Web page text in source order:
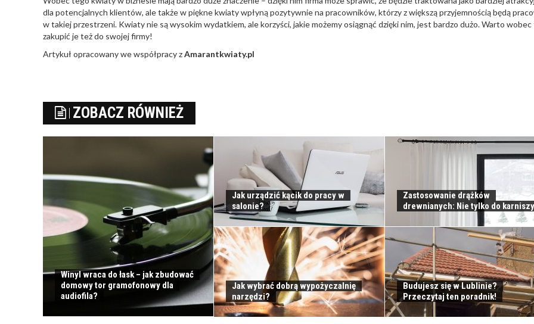
dla potencjalnych klientów, ale także w piękne kwiaty wpłyną pozytywnie na pracowników, którzy z większą przyjemnością będą
w takiej przestrzeni. Kwiaty nie są wysokim wydatkiem, ale korzyści, jakie możemy osiągnąć dzięki nim, jest bardzo dużo. Warto
zakupić je też do swojej firmy!
Artykuł opracowany we współpracy zAmarantkwiaty.pl
ZOBACZ RÓWNIEŻ
Winyl wraca do łask – jak zbudować
domowy tor gramofonowy dla
audiofila?
Jak urządzić kącik do pracy w
salonie?
Zastosowanie drążków
drewnianych: Nie tylko do karniszy
Jak wybrać dobrą wypożyczalnię
narzędzi?
Budujesz się w Lublinie?
Przeczytaj ten poradnik!